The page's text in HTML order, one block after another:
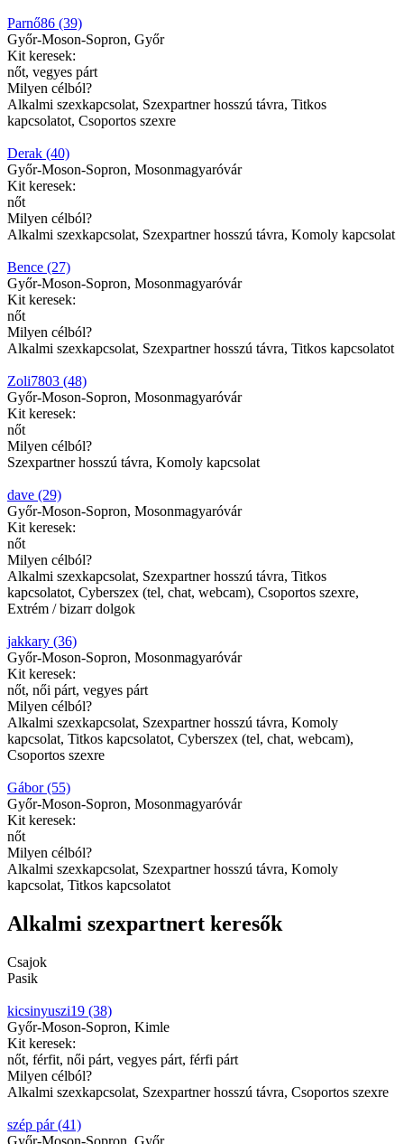
Parnő86 (39)
Győr-Moson-Sopron, Győr
Kit keresek:
nőt, vegyes párt
Milyen célból?
Alkalmi szexkapcsolat, Szexpartner hosszú távra, Titkos
kapcsolatot, Csoportos szexre
Derak (40)
Győr-Moson-Sopron, Mosonmagyaróvár
Kit keresek:
nőt
Milyen célból?
Alkalmi szexkapcsolat, Szexpartner hosszú távra, Komoly kapcsolat
Bence (27)
Győr-Moson-Sopron, Mosonmagyaróvár
Kit keresek:
nőt
Milyen célból?
Alkalmi szexkapcsolat, Szexpartner hosszú távra, Titkos kapcsolatot
Zoli7803 (48)
Győr-Moson-Sopron, Mosonmagyaróvár
Kit keresek:
nőt
Milyen célból?
Szexpartner hosszú távra, Komoly kapcsolat
dave (29)
Győr-Moson-Sopron, Mosonmagyaróvár
Kit keresek:
nőt
Milyen célból?
Alkalmi szexkapcsolat, Szexpartner hosszú távra, Titkos
kapcsolatot, Cyberszex (tel, chat, webcam), Csoportos szexre,
Extrém / bizarr dolgok
jakkary (36)
Győr-Moson-Sopron, Mosonmagyaróvár
Kit keresek:
nőt, női párt, vegyes párt
Milyen célból?
Alkalmi szexkapcsolat, Szexpartner hosszú távra, Komoly
kapcsolat, Titkos kapcsolatot, Cyberszex (tel, chat, webcam),
Csoportos szexre
Gábor (55)
Győr-Moson-Sopron, Mosonmagyaróvár
Kit keresek:
nőt
Milyen célból?
Alkalmi szexkapcsolat, Szexpartner hosszú távra, Komoly
kapcsolat, Titkos kapcsolatot
Alkalmi szexpartnert keresők
Csajok
Pasik
kicsinyuszi19 (38)
Győr-Moson-Sopron, Kimle
Kit keresek:
nőt, férfit, női párt, vegyes párt, férfi párt
Milyen célból?
Alkalmi szexkapcsolat, Szexpartner hosszú távra, Csoportos szexre
szép pár (41)
Győr-Moson-Sopron, Győr